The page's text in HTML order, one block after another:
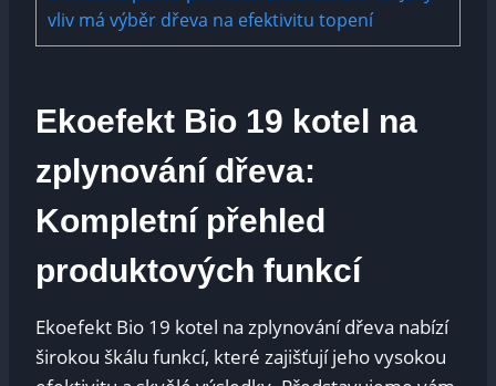
vliv má výběr dřeva na efektivitu topení
Ekoefekt Bio 19 kotel na
zplynování dřeva:
Kompletní přehled
produktových funkcí
Ekoefekt Bio 19 kotel na zplynování dřeva nabízí
širokou škálu funkcí, které zajišťují jeho vysokou